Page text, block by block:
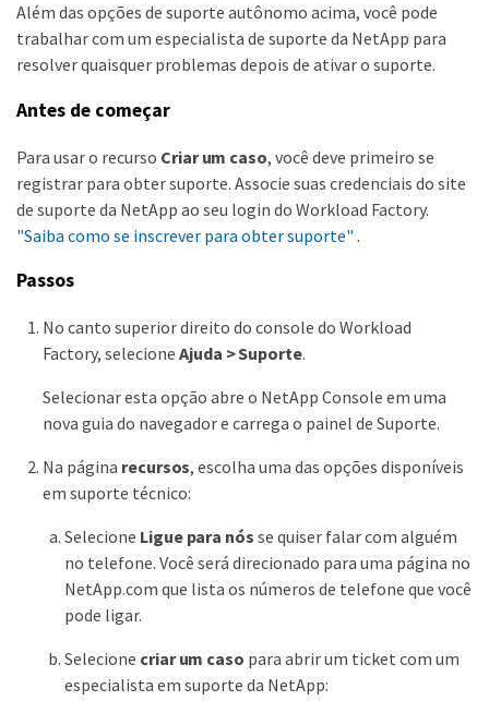
Além das opções de suporte autônomo acima, você pode
trabalhar com um especialista de suporte da NetApp para
resolver quaisquer problemas depois de ativar o suporte.
Antes de começar
Para usar o recurso Criar um caso, você deve primeiro se
registrar para obter suporte. Associe suas credenciais do site
de suporte da NetApp ao seu login do Workload Factory.
"Saiba como se inscrever para obter suporte" .
Passos
No canto superior direito do console do Workload
Factory, selecione Ajuda > Suporte.
Selecionar esta opção abre o NetApp Console em uma
nova guia do navegador e carrega o painel de Suporte.
Na página recursos, escolha uma das opções disponíveis
em suporte técnico:
Selecione Ligue para nós se quiser falar com alguém
no telefone. Você será direcionado para uma página no
NetApp.com que lista os números de telefone que você
pode ligar.
Selecione criar um caso para abrir um ticket com um
especialista em suporte da NetApp: